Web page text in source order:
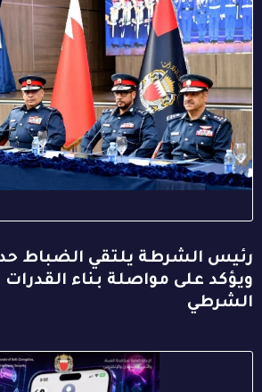
رئيس الشرطة يلتقي الضباط
ويؤكد على مواصلة بناء
الشرطي